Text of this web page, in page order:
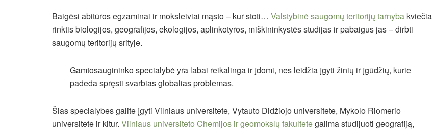
Baigėsi abitūros egzaminai ir moksleiviai mąsto – kur stoti… Valstybinė saugomų teritorijų tarnyba kviečia
rinktis biologijos, geografijos, ekologijos, aplinkotyros, miškininkystės studijas ir pabaigus jas – dirbti
saugomų teritorijų srityje.
Gamtosaugininko specialybė yra labai reikalinga ir įdomi, nes leidžia įgyti žinių ir įgūdžių, kurie
padeda spręsti svarbias globalias problemas.
Šias specialybes galite įgyti Vilniaus universitete, Vytauto Didžiojo universitete, Mykolo Riomerio
universitete ir kitur. Vilniaus universiteto Chemijos ir geomokslų fakultetegalima studijuoti geografiją,